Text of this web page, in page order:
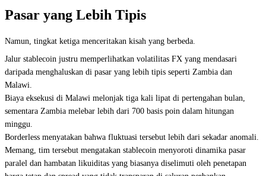
Pasar yang Lebih Tipis
Namun, tingkat ketiga menceritakan kisah yang berbeda.
Jalur stablecoin justru memperlihatkan volatilitas FX yang mendasari
daripada menghaluskan di pasar yang lebih tipis seperti Zambia dan
Malawi.
Biaya eksekusi di Malawi melonjak tiga kali lipat di pertengahan bulan,
sementara Zambia melebar lebih dari 700 basis poin dalam hitungan
minggu.
Borderless menyatakan bahwa fluktuasi tersebut lebih dari sekadar anomali.
Memang, tim tersebut mengatakan stablecoin menyoroti dinamika pasar
paralel dan hambatan likuiditas yang biasanya diselimuti oleh penetapan